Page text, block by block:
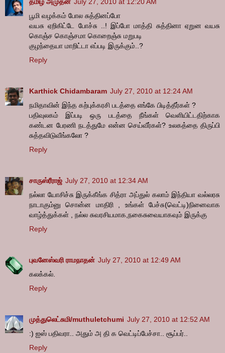
பூமி வழக்கம் போல சுத்தினப்போ
வயசு ஏறிகிட்டே போச்சு ..! இப்போ மாத்தி சுத்தினா ஏறுன வயசு
கொஞ்ச கொஞ்சமா கொறைஞ்சு மறுபடி
குழந்தையா மாறிட்டா எப்படி இருக்கும்..?
Reply
Karthick Chidambaram July 27, 2010 at 12:24 AM
நமிதாவின் இந்த கற்புக்கரசி படத்தை எங்கே பிடித்தீர்கள் ?
பதிவுலகம் இப்படி ஒரு படத்தை நீங்கள் வெளியிட்டதிற்காக
கண்டன பேரணி நடத்துமே என்ன செய்வீர்கள்? உலகத்தை திருப்பி
சுத்தவிடுவீங்கலோ ?
Reply
சாருஸ்ரீராஜ் July 27, 2010 at 12:34 AM
நல்லா யோசிச்சு இருக்கீங்க சித்ரா அப்துல் கலாம் இந்தியா வல்லரசு
நாடாகும்னு சொன்ன மாதிரி , உங்கள் பேச்சு(வெட்டி)நினைவாக
வாழ்த்துக்கள் , நல்ல சுவரசியமாக,நகைசுவையாகவும் இருக்கு
Reply
புவனேஸ்வரி ராமநாதன் July 27, 2010 at 12:49 AM
கலக்கல்.
Reply
முத்துலெட்சுமி/muthuletchumi July 27, 2010 at 12:52 AM
:) ஐஸ் பதிவரா.. அதும் அ தி க வெட்டிப்பேச்சா.. சூப்பர்..
Reply